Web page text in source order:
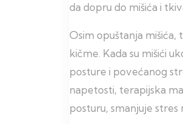
da dopru do mišića i
Osim opuštanja
kičme. Kada su mišići
posture i povećanog
napetosti, terapijska
posturu, smanjuje stres